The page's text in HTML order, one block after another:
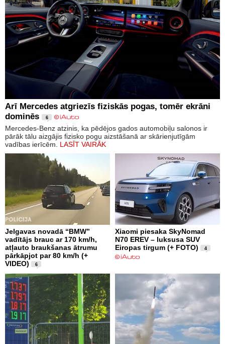
Arī Mercedes atgriezīs fiziskās pogas, tomēr ekrāni
dominēs
6
Mercedes-Benz atzinis, ka pēdējos gados automobiļu salonos ir
pārāk tālu aizgājis fizisko pogu aizstāšanā ar skārienjutīgām
vadības ierīcēm. LASĪT VAIRĀK
Jelgavas novadā “BMW”
vadītājs brauc ar 170 km/h,
atļauto braukšanas ātrumu
pārkāpjot par 80 km/h (+
VIDEO)
6
Xiaomi piesaka SkyNomad
N70 EREV – luksusa SUV
Eiropas tirgum (+ FOTO)
4